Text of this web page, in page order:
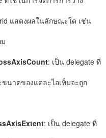
แสดงผลในลักษณะใด เช่น
: เป็น delegate ที่
นาดของแต่ละไอเท็มจะถูก
: เป็น delegate ที่